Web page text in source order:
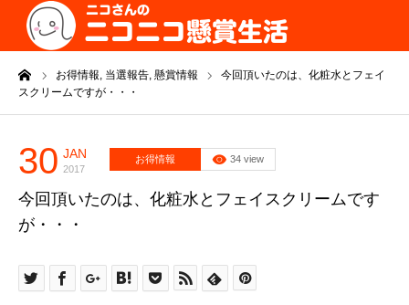
お得情報, 当選報告, 懸賞情報
今回頂いたのは、化粧水とフェイ
スクリームですが・・・
30 JAN
2017
お得情報 34 view
今回頂いたのは、化粧水とフェイスクリームです
が・・・